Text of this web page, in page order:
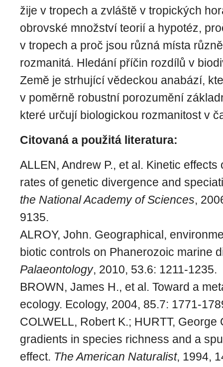
žije v tropech a zvláště v tropických
obrovské množství teorií a hypotéz,
v tropech a proč jsou různá místa
rozmanitá. Hledání příčin rozdílů v
Země je strhující vědeckou anabází,
v poměrně robustní porozumění
které určují biologickou rozmanitost v
Citovaná a použitá literatura:
ALLEN, Andrew P., et al. Kinetic
rates of genetic divergence and
the National Academy of Sciences,
9135.
ALROY, John. Geographical,
biotic controls on Phanerozoic marine
Palaeontology, 2010, 53.6: 1211-1235.
BROWN, James H., et al. Toward a
ecology. Ecology, 2004, 85.7: 1771-
COLWELL, Robert K.; HURTT, George
gradients in species richness and a
effect. The American Naturalist, 1994,